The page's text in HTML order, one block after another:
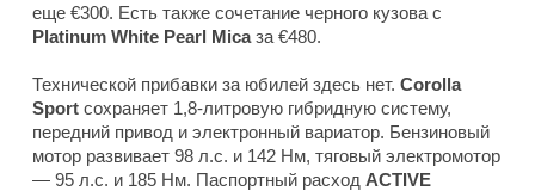
еще €300. Есть также сочетание черного кузова с
Platinum White Pearl Micaза €480.
Технической прибавки за юбилей здесь нет. Corolla
Sport сохраняет 1,8-литровую гибридную систему,
передний привод и электронный вариатор. Бензиновый
мотор развивает 98 л.с. и 142 Нм, тяговый электромотор
— 95 л.с. и 185 Нм. Паспортный расход ACTIVE